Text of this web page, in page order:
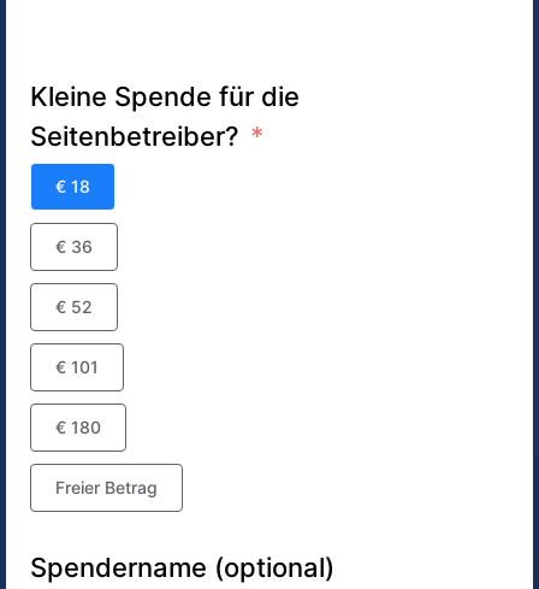
Kleine Spende für die
Seitenbetreiber?
€ 18
€ 36
€ 52
€ 101
€ 180
Freier Betrag
Spendername (optional)